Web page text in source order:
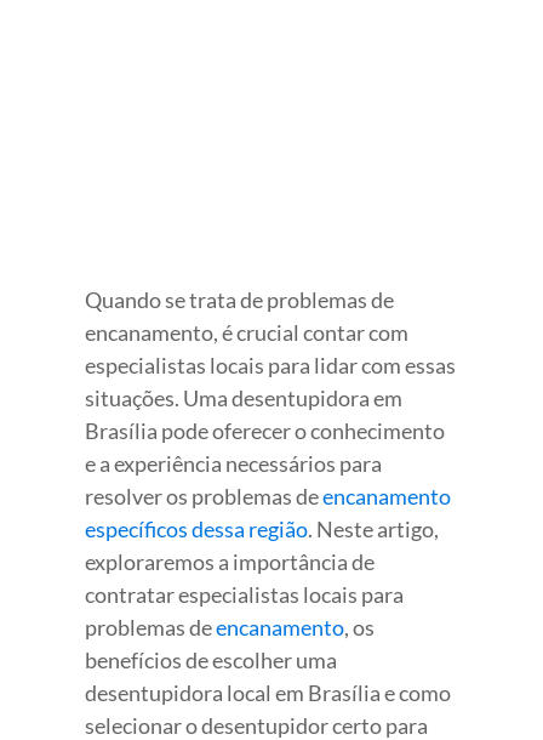
Quando se trata de problemas de
encanamento, é crucial contar com
especialistas locais para lidar com essas
situações. Uma desentupidora em
Brasília pode oferecer o conhecimento
e a experiência necessários para
resolver os problemas deencanamento
específicos dessa região. Neste artigo,
exploraremos a importância de
contratar especialistas locais para
problemas deencanamento, os
benefícios de escolher uma
desentupidora local em Brasília e como
selecionar o desentupidor certo para